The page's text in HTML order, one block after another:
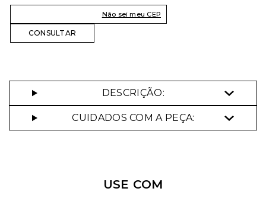
Selecione o tamanho que você deseja:
Não sei meu CEP
DESCRIÇÃO:
CUIDADOS COM A PEÇA:
USE COM